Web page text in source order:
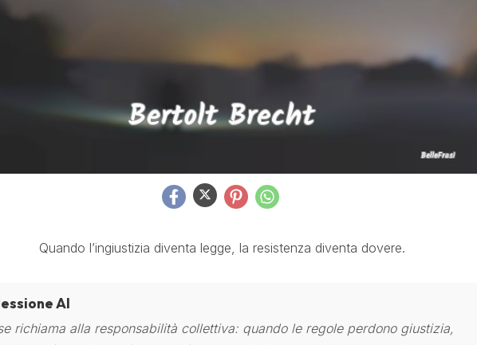
Quando l’ingiustizia diventa legge, la resistenza diventa dovere.
AI
richiama alla responsabilità collettiva: quando le regole perdono giustizia,